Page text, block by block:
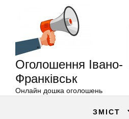
Оголошення Івано-
Франківськ
Онлайн дошка оголошень
ЗМІСТ